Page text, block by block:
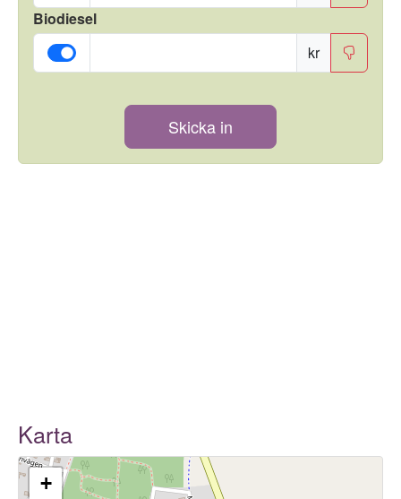
Biodiesel
kr
Skicka in
Karta
+